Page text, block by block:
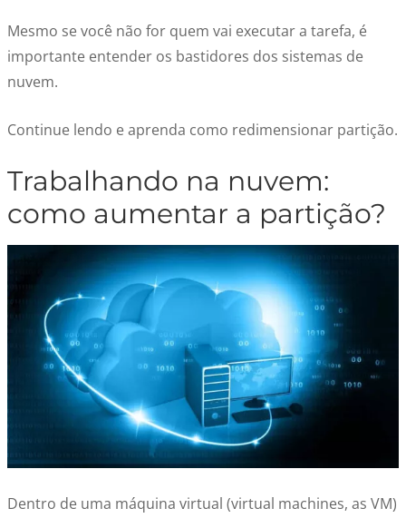
Mesmo se você não for quem vai executar a tarefa, é
importante entender os bastidores dos sistemas de
nuvem.
Continue lendo e aprenda como redimensionar partição.
Trabalhando na nuvem:
como aumentar a partição?
Dentro de uma máquina virtual (virtual machines, as VM)